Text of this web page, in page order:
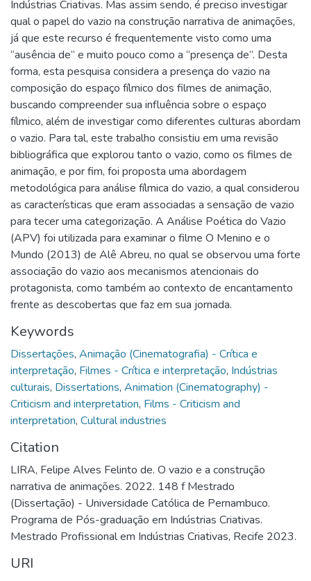
Indústrias Criativas. Mas assim sendo, é preciso investigar
qual o papel do vazio na construção narrativa de animações,
já que este recurso é frequentemente visto como uma
“ausência de” e muito pouco como a “presença de”. Desta
forma, esta pesquisa considera a presença do vazio na
composição do espaço fílmico dos filmes de animação,
buscando compreender sua influência sobre o espaço
fílmico, além de investigar como diferentes culturas abordam
o vazio. Para tal, este trabalho consistiu em uma revisão
bibliográfica que explorou tanto o vazio, como os filmes de
animação, e por fim, foi proposta uma abordagem
metodológica para análise fílmica do vazio, a qual considerou
as características que eram associadas a sensação de vazio
para tecer uma categorização. A Análise Poética do Vazio
(APV) foi utilizada para examinar o filme O Menino e o
Mundo (2013) de Alê Abreu, no qual se observou uma forte
associação do vazio aos mecanismos atencionais do
protagonista, como também ao contexto de encantamento
frente as descobertas que faz em sua jornada.
Keywords
Dissertações, Animação (Cinematografia) - Crítica e
interpretação, Filmes - Crítica e interpretação, Indústrias
culturais, Dissertations, Animation (Cinematography) -
Criticism and interpretation, Films - Criticism and
interpretation, Cultural industries
Citation
LIRA, Felipe Alves Felinto de. O vazio e a construção
narrativa de animações. 2022. 148 f Mestrado
(Dissertação) - Universidade Católica de Pernambuco.
Programa de Pós-graduação em Indústrias Criativas.
Mestrado Profissional em Indústrias Criativas, Recife 2023.
URI